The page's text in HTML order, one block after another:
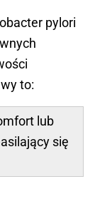
pylori
to:
lub
się